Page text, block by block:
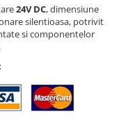
24V DC, dimensiune
silentioasa, potrivit
si componentelor